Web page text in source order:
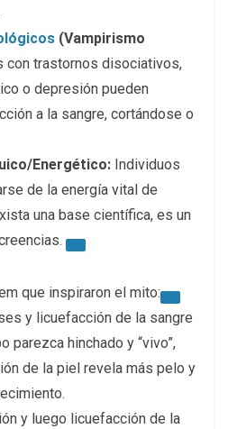
(Vampirismo
con trastornos disociativos,
o depresión pueden
a la sangre, cortándose o
Energético: Individuos
de la energía vital de
una base científica, es un
que inspiraron el mito:
y licuefacción de la sangre
parezca hinchado y “vivo”,
de la piel revela más pelo y
y luego licuefacción de la